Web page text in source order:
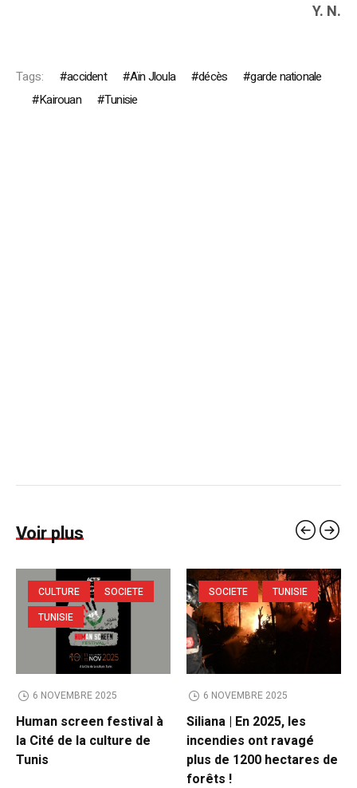
Y. N.
Tags: accident Aïn Jloula décès
garde nationale
Kairouan
Tunisie
Voir plus
CULTURE
SOCIETE
TUNISIE
6 NOVEMBRE 2025
Human screen festival à
la Cité de la culture de
Tunis
SOCIETE TUNISIE
6 NOVEMBRE 2025
Siliana | En 2025, les
incendies ont ravagé
plus de 1200 hectares de
forêts !